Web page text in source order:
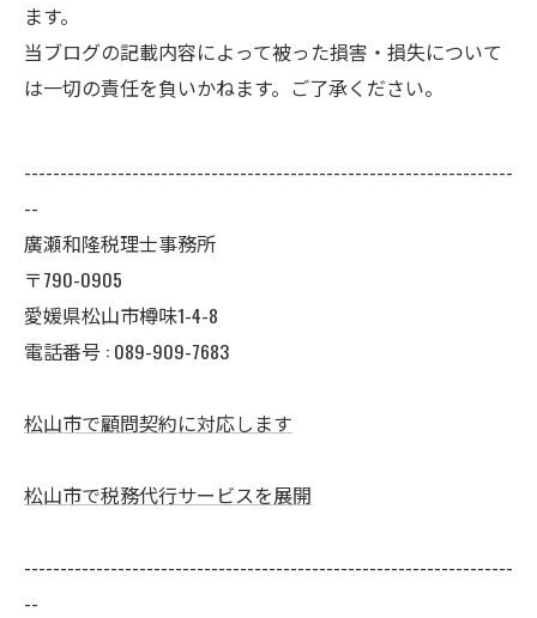
ます。
当ブログの記載内容によって被った損害・損失について
は一切の責任を負いかねます。ご了承ください。
--------------------------------------------------------------------
--
廣瀬和隆税理士事務所
〒790-0905
愛媛県松山市樽味1-4-8
電話番号 : 089-909-7683
松山市で顧問契約に対応します
松山市で税務代行サービスを展開
--------------------------------------------------------------------
--